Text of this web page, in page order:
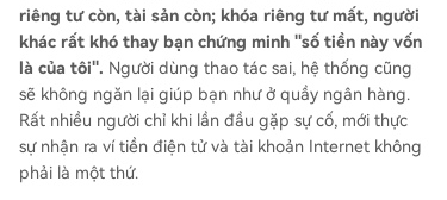
riêng tư còn, tài sản còn; khóa riêng tư mất, người
khác rất khó thay bạn chứng minh "số tiền này vốn
là của tôi". Người dùng thao tác sai, hệ thống cũng
sẽ không ngăn lại giúp bạn như ở quầy ngân hàng.
Rất nhiều người chỉ khi lần đầu gặp sự cố, mới thực
sự nhận ra ví tiền điện tử và tài khoản Internet không
phải là một thứ.